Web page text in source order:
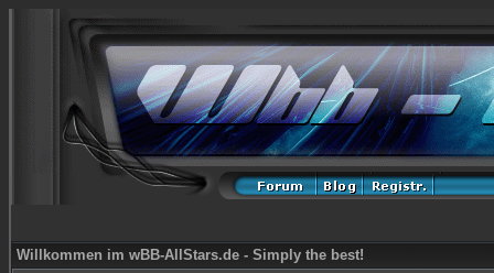
Willkommen im wBB-AllStars.de - Simply the best!